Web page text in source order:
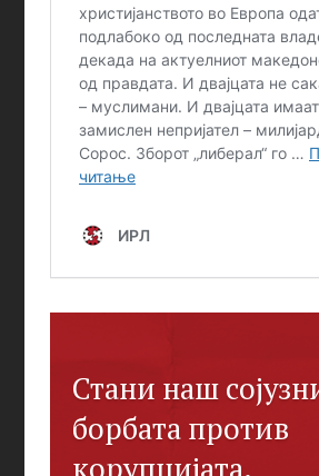
Стани наш
борбата против